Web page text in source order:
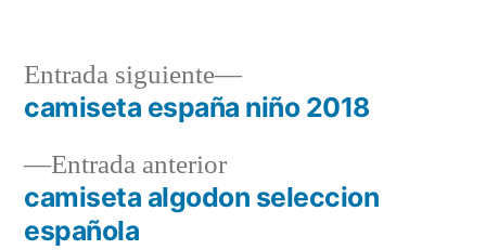
Navegación
de
entradas
Entrada anteriorEntrada
anterior:
camiseta algodon seleccion
española
Entrada siguiente
Entrada
siguiente:
camiseta españa niño 2018